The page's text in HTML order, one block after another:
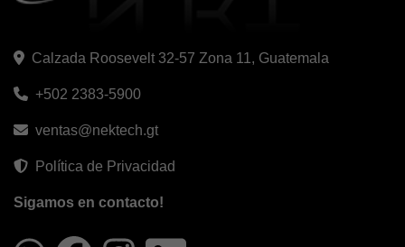
Calzada Roosevelt 32-57 Zona 11, Guatemala
+502 2383-5900
ventas@nektech.gt
Política de Privacidad
Sigamos en contacto!